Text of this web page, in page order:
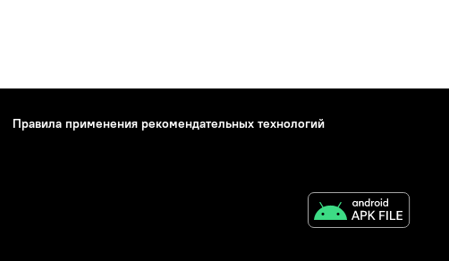
Правила применения рекомендательных технологий